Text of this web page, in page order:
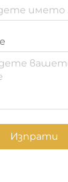
Изпрати